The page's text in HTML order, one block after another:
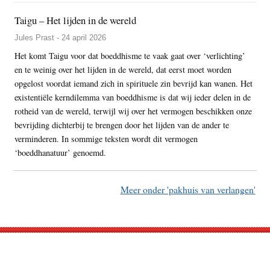
Taigu – Het lijden in de wereld
Jules Prast - 24 april 2026
Het komt Taigu voor dat boeddhisme te vaak gaat over ‘verlichting’
en te weinig over het lijden in de wereld, dat eerst moet worden
opgelost voordat iemand zich in spirituele zin bevrijd kan wanen. Het
existentiële kerndilemma van boeddhisme is dat wij ieder delen in de
rotheid van de wereld, terwijl wij over het vermogen beschikken onze
bevrijding dichterbij te brengen door het lijden van de ander te
verminderen. In sommige teksten wordt dit vermogen
‘boeddhanatuur’ genoemd.
Meer onder 'pakhuis van verlangen'